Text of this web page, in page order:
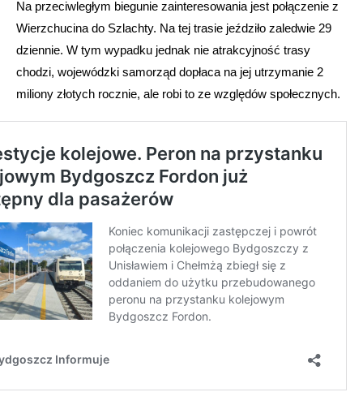
Na przeciwległym biegunie zainteresowania jest połączenie z
Wierzchucina do Szlachty. Na tej trasie jeździło zaledwie 29
dziennie. W tym wypadku jednak nie atrakcyjność trasy
chodzi, wojewódzki samorząd dopłaca na jej utrzymanie 2
miliony złotych rocznie, ale robi to ze względów społecznych.